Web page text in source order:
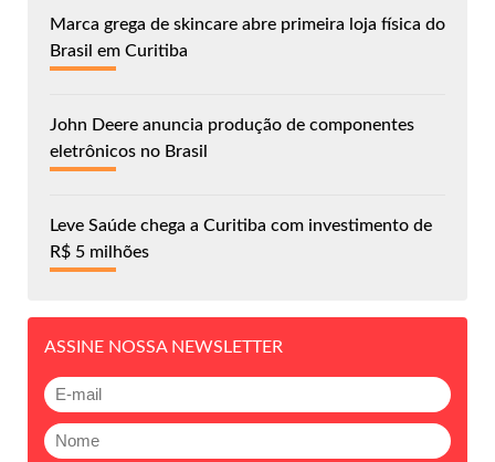
Marca grega de skincare abre primeira loja física do
Brasil em Curitiba
John Deere anuncia produção de componentes
eletrônicos no Brasil
Leve Saúde chega a Curitiba com investimento de
R$ 5 milhões
ASSINE NOSSA NEWSLETTER